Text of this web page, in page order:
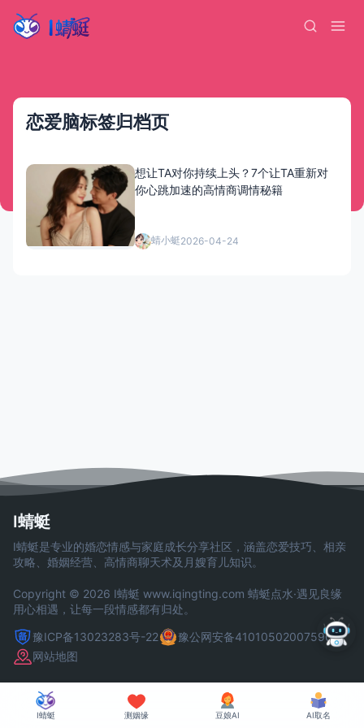
恋爱脑标签归档页
想让TA对你持续上头？7个让TA重新对
你心跳加速的高情商调情秘籍
蜻小蜓2026-04-24
I蜻蜓
I蜻蜓是专业的婚恋情感与家庭成长分享社区，涵盖恋爱技巧、相亲
攻略、婚姻经营、高情商聊天术及月嫂育儿知识。
Copyright © 2026 I蜻蜓 www.iqingting.com 蜻蜓点水·遇见良缘
用心相遇，让每一段情感都有归处。
豫ICP备13023283号-22
豫公网安备41010502007590号
网站地图
I蜻蜓 测姻缘 豆娘AI AI取名